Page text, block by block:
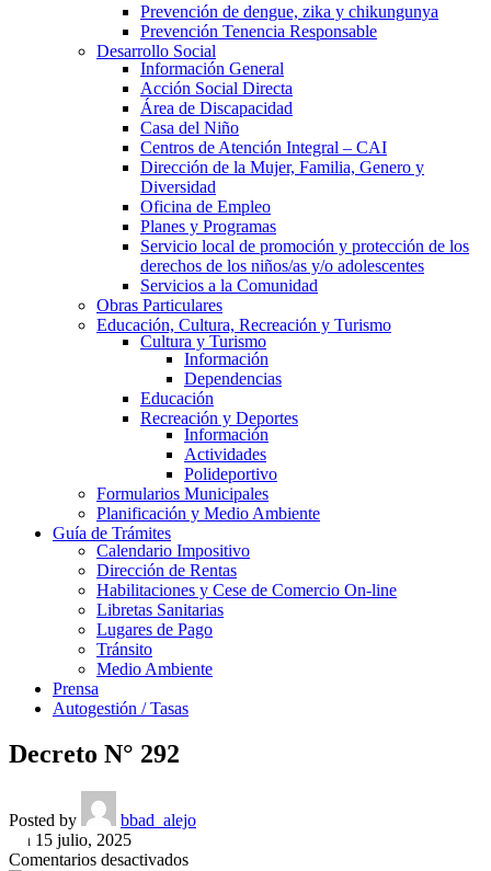
Prevención de dengue, zika y chikungunya
Prevención Tenencia Responsable
Desarrollo Social
Información General
Acción Social Directa
Área de Discapacidad
Casa del Niño
Centros de Atención Integral – CAI
Dirección de la Mujer, Familia, Genero y
Diversidad
Oficina de Empleo
Planes y Programas
Servicio local de promoción y protección de los
derechos de los niños/as y/o adolescentes
Servicios a la Comunidad
Obras Particulares
Educación, Cultura, Recreación y Turismo
Cultura y Turismo
Información
Dependencias
Educación
Recreación y Deportes
Información
Actividades
Polideportivo
Formularios Municipales
Planificación y Medio Ambiente
Guía de Trámites
Calendario Impositivo
Dirección de Rentas
Habilitaciones y Cese de Comercio On-line
Libretas Sanitarias
Lugares de Pago
Tránsito
Medio Ambiente
Prensa
Autogestión / Tasas
Decreto N° 292
Posted by
bbad_alejo
On 15 julio, 2025
Comentarios desactivadosen